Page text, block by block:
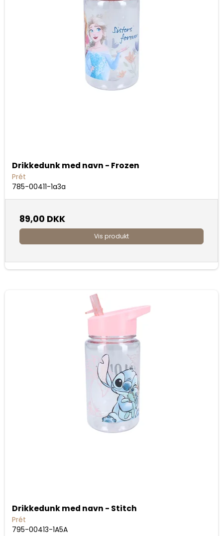
Drikkedunk med navn - Frozen
Prét
785-00411-1a3a
89,00 DKK
Vis produkt
Drikkedunk med navn - Stitch
Prét
795-00413-1A5A